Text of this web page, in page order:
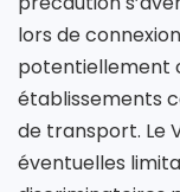
lors de
potentiellement
établissements
de transport. Le
éventuelles